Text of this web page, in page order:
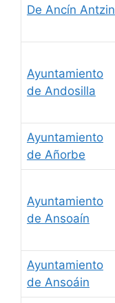
De Ancín Antzin
Ayuntamiento
de Andosilla
Ayuntamiento
de Añorbe
Ayuntamiento
de Ansoaín
Ayuntamiento
de Ansoáin